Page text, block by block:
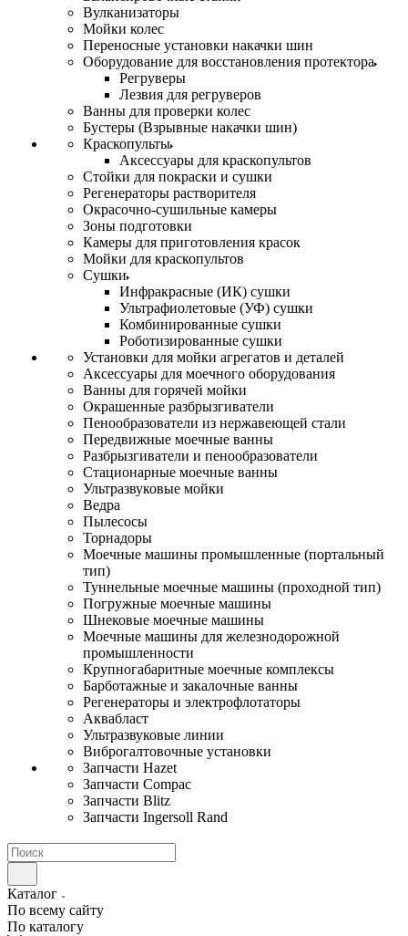
Вулканизаторы
Мойки колес
Переносные установки накачки шин
Оборудование для восстановления протектора
Регруверы
Лезвия для регруверов
Ванны для проверки колес
Бустеры (Взрывные накачки шин)
Краскопульты
Аксессуары для краскопультов
Стойки для покраски и сушки
Регенераторы растворителя
Окрасочно-сушильные камеры
Зоны подготовки
Камеры для приготовления красок
Мойки для краскопультов
Сушки
Инфракрасные (ИК) сушки
Ультрафиолетовые (УФ) сушки
Комбинированные сушки
Роботизированные сушки
Установки для мойки агрегатов и деталей
Аксессуары для моечного оборудования
Ванны для горячей мойки
Окрашенные разбрызгиватели
Пенообразователи из нержавеющей стали
Передвижные моечные ванны
Разбрызгиватели и пенообразователи
Стационарные моечные ванны
Ультразвуковые мойки
Ведра
Пылесосы
Торнадоры
Моечные машины промышленные (портальный
тип)
Туннельные моечные машины (проходной тип)
Погружные моечные машины
Шнековые моечные машины
Моечные машины для железнодорожной
промышленности
Крупногабаритные моечные комплексы
Барботажные и закалочные ванны
Регенераторы и электрофлотаторы
Аквабласт
Ультразвуковые линии
Виброгалтовочные установки
Запчасти Hazet
Запчасти Compac
Запчасти Blitz
Запчасти Ingersoll Rand
Каталог
По всему сайту
По каталогу